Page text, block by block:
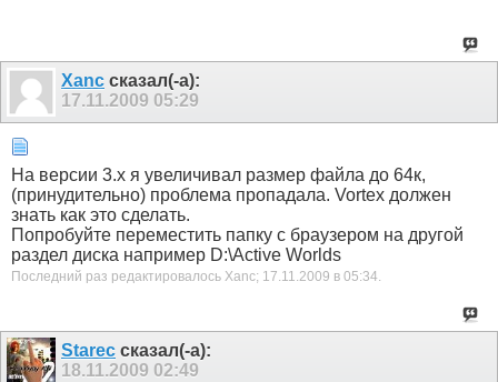
Xanc сказал(-а):
17.11.2009 05:29
На версии 3.х я увеличивал размер файла до 64к,
(принудительно) проблема пропадала. Vortex должен
знать как это сделать.
Попробуйте переместить папку с браузером на другой
раздел диска например D:\Active Worlds
Последний раз редактировалось Xanc; 17.11.2009 в 05:34.
Starec сказал(-а):
18.11.2009 02:49